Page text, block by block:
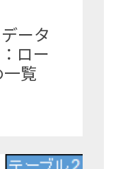
ータ
ロー
覧